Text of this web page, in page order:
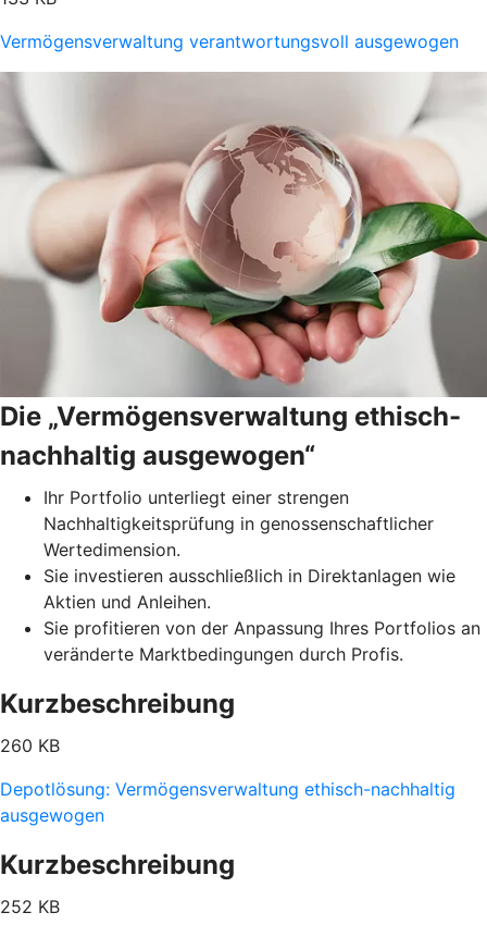
Vermögensverwaltung verantwortungsvoll ausgewogen
Die „Vermögensverwaltung ethisch-
nachhaltig ausgewogen“
Ihr Portfolio unterliegt einer strengen
Nachhaltigkeitsprüfung in genossenschaftlicher
Wertedimension.
Sie investieren ausschließlich in Direktanlagen wie
Aktien und Anleihen.
Sie profitieren von der Anpassung Ihres Portfolios an
veränderte Marktbedingungen durch Profis.
Kurzbeschreibung
260 KB
Depotlösung: Vermögensverwaltung ethisch-nachhaltig
ausgewogen
Kurzbeschreibung
252 KB